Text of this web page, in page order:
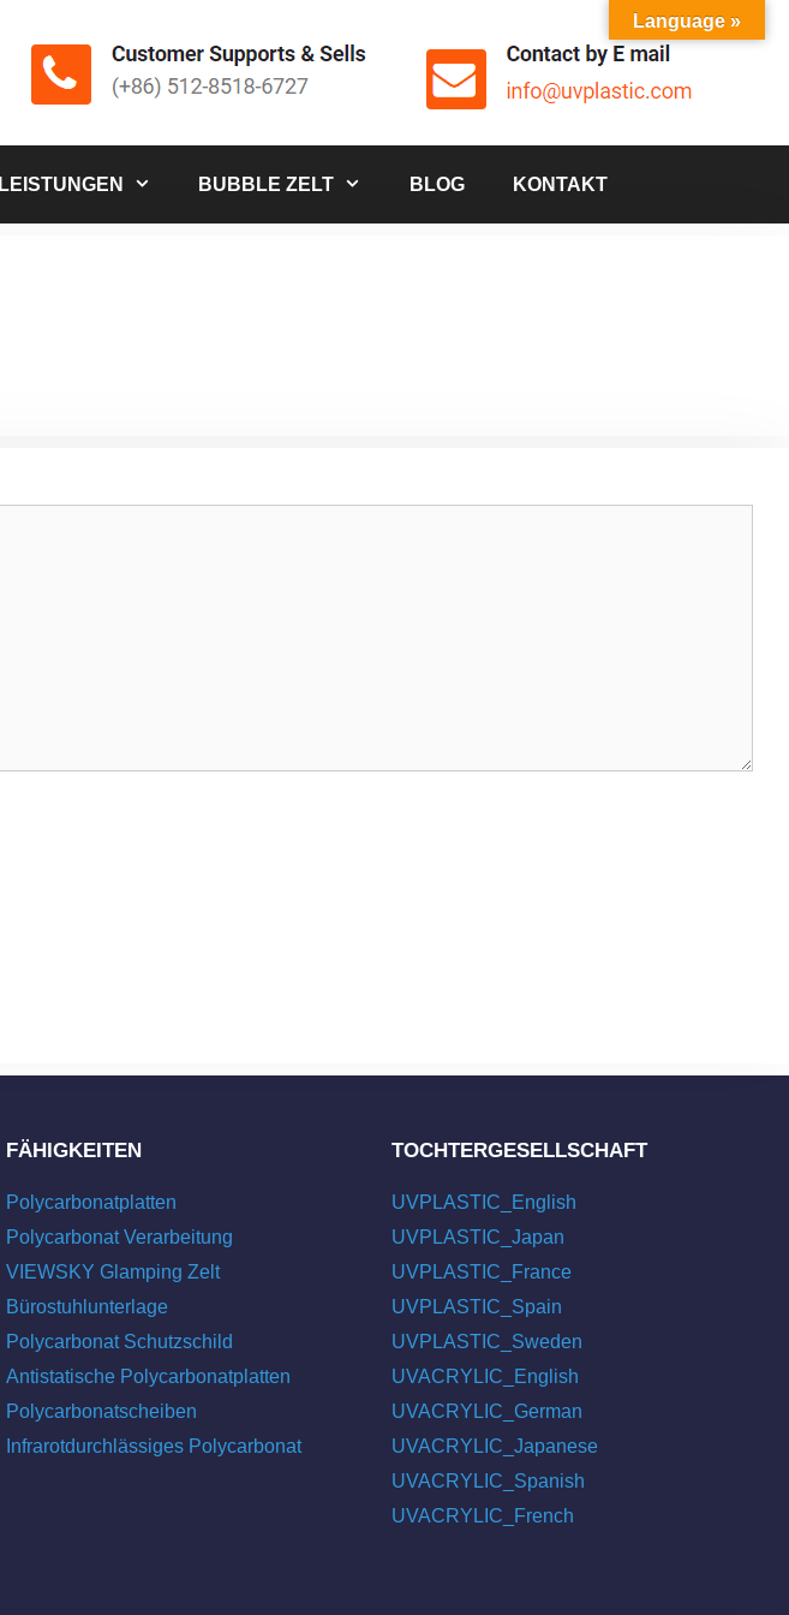
LEISTUNGEN BUBBLE ZELT BLOG KONTAKT
FÄHIGKEITEN
Polycarbonatplatten
Polycarbonat Verarbeitung
VIEWSKY Glamping Zelt
Bürostuhlunterlage
Polycarbonat Schutzschild
Antistatische Polycarbonatplatten
Polycarbonatscheiben
Infrarotdurchlässiges Polycarbonat
TOCHTERGESELLSCHAFT
UVPLASTIC_English
UVPLASTIC_Japan
UVPLASTIC_France
UVPLASTIC_Spain
UVPLASTIC_Sweden
UVACRYLIC_English
UVACRYLIC_German
UVACRYLIC_Japanese
UVACRYLIC_Spanish
UVACRYLIC_French
Language »